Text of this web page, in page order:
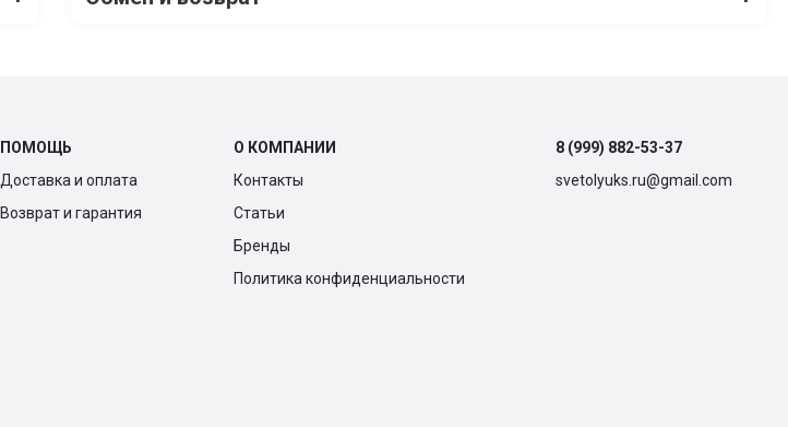
ПОМОЩЬ
Доставка и оплата
Возврат и гарантия
О КОМПАНИИ
Контакты
Статьи
Бренды
Политика конфиденциальности
8 (999) 882-53-37
svetolyuks.ru@gmail.com